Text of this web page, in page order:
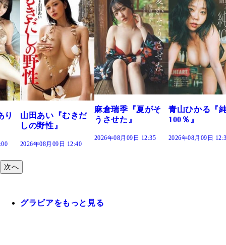
山田あい『むきだ
しの野性』
2026年08月09日 12:40
麻倉瑞季『夏がそ
うさせた』
2026年08月09日 12:35
青山ひかる『
100％』
2026年08月09日
り
次へ
グラビアをもっと見る